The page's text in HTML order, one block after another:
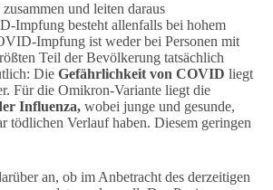
und leiten daraus
Impfung besteht allenfalls bei hohem
Impfung ist weder bei Personen mit
Teil der Bevölkerung tatsächlich
Die Gefährlichkeit von COVID liegt
Für die Omikron-Variante liegt die
Influenza, wobei junge und gesunde,
tödlichen Verlauf haben. Diesem geringen
an, ob im Anbetracht des derzeitigen